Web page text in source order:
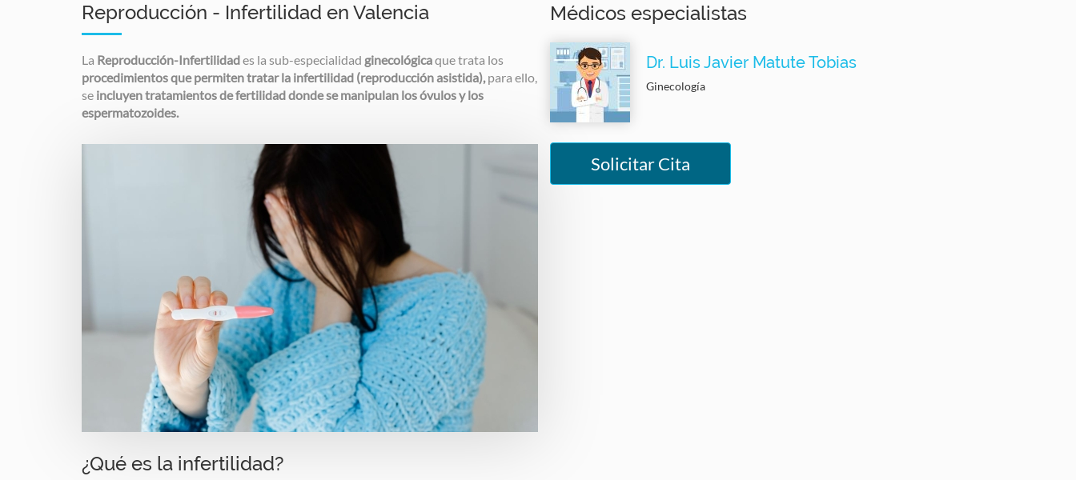
Reproducción - Infertilidad en Valencia
La Reproducción-Infertilidades la sub-especialidad ginecológicaque trata los
procedimientos que permiten tratar la infertilidad (reproducción asistida),para ello,
se incluyen tratamientos de fertilidad donde se manipulan los óvulos y los
espermatozoides.
¿Qué es la infertilidad?
Médicos especialistas
Dr. Luis Javier Matute Tobias
Ginecología
Solicitar Cita